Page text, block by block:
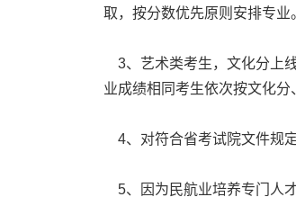
取，按分数优先原则安排专业
3、艺术类考生，文化分上
业成绩相同考生依次按文化分
4、对符合省考试院文件规
5、因为民航业培养专门人